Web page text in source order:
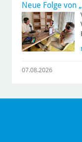
Neue Folge von
07.08.2026